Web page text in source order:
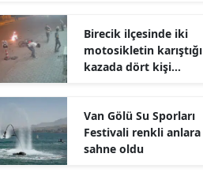
Çorum
Denizli
Edirne
Birecik ilçesinde iki
motosikletin karıştığı
kazada dört kişi
Van Gölü Su Sporları
Festivali renkli anlara
sahne oldu